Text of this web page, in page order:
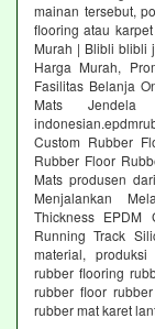
mainan tersebut,
flooring atau
Murah | Blibli blibli
Harga Murah,
Fasilitas Belanja
Mats
Custom Rubber
Rubber Floor
Mats produsen
Menjalankan
Thickness EPDM
Running Track
material,
rubber flooring
rubber floor
rubber mat karet